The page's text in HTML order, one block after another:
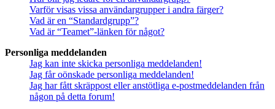
Varför visas vissa användargrupper i andra färger?
Vad är en “Standardgrupp”?
Vad är “Teamet”-länken för något?
Personliga meddelanden
Jag kan inte skicka personliga meddelanden!
Jag får oönskade personliga meddelanden!
Jag har fått skräppost eller anstötliga e-postmeddelanden från
någon på detta forum!